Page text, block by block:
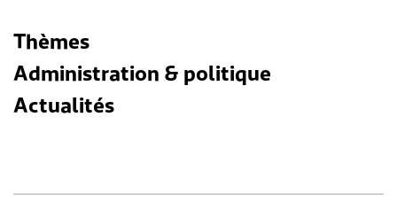
Thèmes
Administration & politique
Actualités